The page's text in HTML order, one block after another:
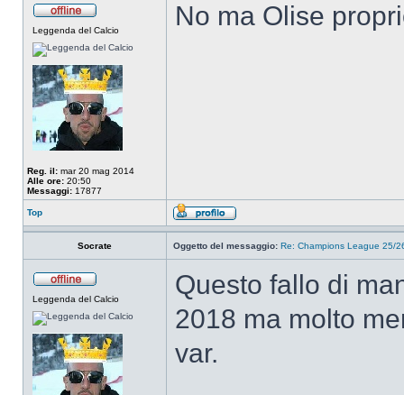
Leggenda del Calcio
Reg. il: mar 20 mag 2014
Alle ore: 20:50
Messaggi: 17877
No ma Olise
Top
Socrate Oggetto del messaggio: Re: Champions League 25/
Leggenda del Calcio
Questo fallo di
2018 ma molto
var.